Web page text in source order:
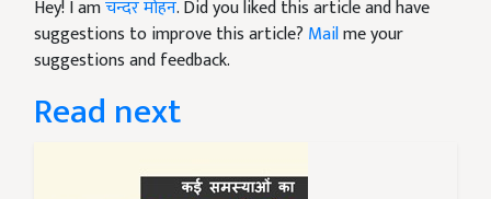
Hey! I amचन्दर मोहन. Did you liked this article and have
suggestions to improve this article? Mailme your
suggestions and feedback.
Read next